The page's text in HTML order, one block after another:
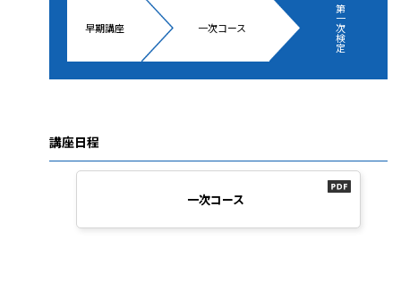
早期講座 一次コース
第
一
次
検
定
講座日程
一次コース